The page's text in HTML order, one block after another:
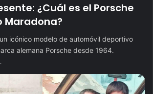
¿Cuál es el Porsche
Maradona?
icónico modelo de automóvil deportivo
alemana Porsche desde 1964.